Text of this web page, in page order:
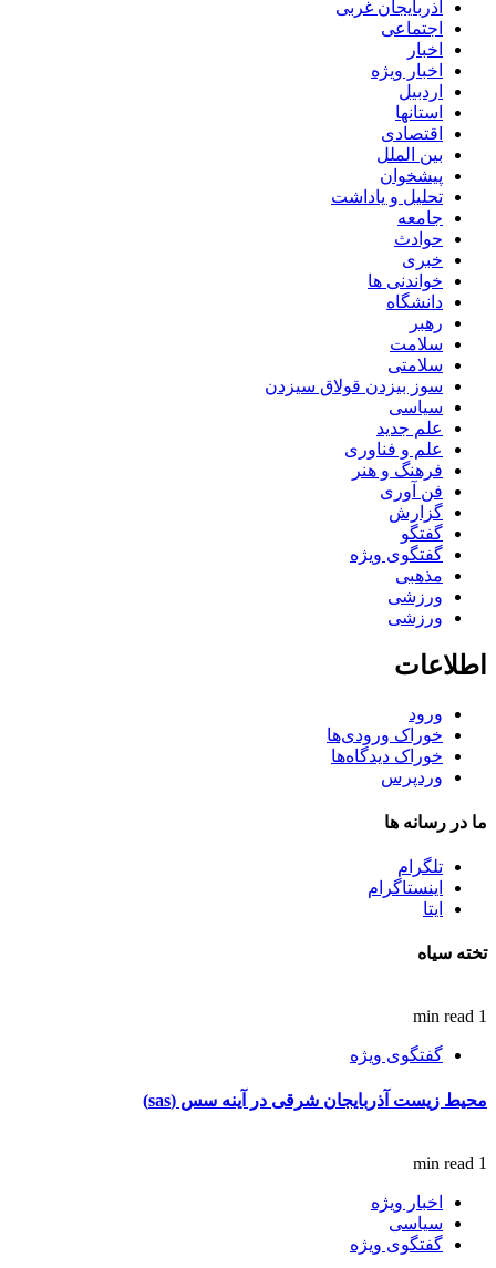
آذربایجان غربی
اجتماعی
اخبار
اخبار ویژه
اردبیل
استانها
اقتصادی
بین الملل
پیشخوان
تحلیل و یاداشت
جامعه
حوادث
خبری
خواندنی ها
دانشگاه
رهبر
سلامت
سلامتی
سوز بیزدن قولاق سیزدن
سیاسی
علم جدید
علم و فناوری
فرهنگ و هنر
فن آوری
گزارش
گفتگو
گفتگوی ویژه
مذهبی
ورزشی
ورزشی
اطلاعات
ورود
خوراک ورودی‌ها
خوراک دیدگاه‌ها
وردپرس
ما در رسانه ها
تلگرام
اینستاگرام
ایتا
تخته سیاه
1 min read
گفتگوی ویژه
محیط زیست آذربایجان شرقی در آینه سس (sas)
1 min read
اخبار ویژه
سیاسی
گفتگوی ویژه